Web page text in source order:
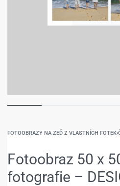
FOTOOBRAZY NA ZEĎ Z VLASTNÍCH FOTEK›
Fotoobraz 50 x
fotografie –